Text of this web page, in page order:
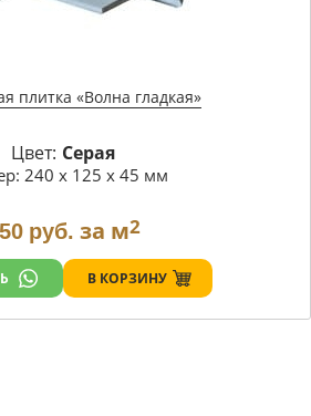
плитка «Волна гладкая»
Цвет: Серая
240 х 125 х 45 мм
руб. за м2
В КОРЗИНУ